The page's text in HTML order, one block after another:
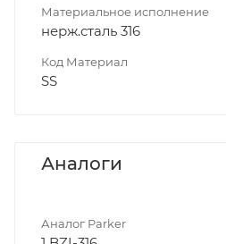
Материальное исполнение
нерж.сталь 316
Код Материал
SS
Аналоги
Аналог Parker